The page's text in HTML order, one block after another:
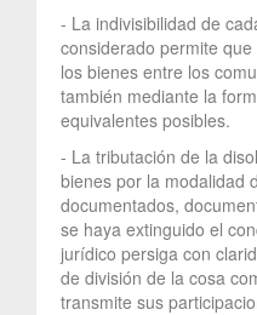
- La indivisibilidad de
considerado permite
los bienes entre los
también mediante la
equivalentes posibles.
- La tributación de la
bienes por la modalidad
documentados,
se haya extinguido el
jurídico persiga con
de división de la cosa
transmite sus